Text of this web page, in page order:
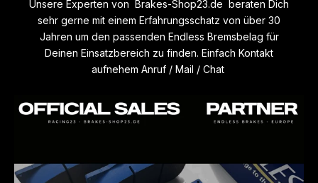
Straßeneinsatz entwickelt und abgestimmt worden. CCD-P ist
sehr langlebig und weist eine sehr geringe Verschleißrate
auf. CCD-P ist hergestellt mit den gleichen
Produktionstechniken wie alle Endless Renncompounds. Er
funktioniert sehr gut mit ABS- und ESP Systemen da der
sanfte Reaktion aufweist. Dies verleiht dem ABS-Einsatz
Stabilität und verhindert so eine übermäßige
- CCD-Aist speziell für Keramik Bremsscheiben mit
Unsere Experten von Brakes-Shop23.de beraten Dich
sehr gerne mit einem Erfahrungsschatz von über 30
Jahren um den passenden Endless Bremsbelag für
Deinen Einsatzbereich zu finden. Einfach Kontakt
aufnehem Anruf / Mail / Chat